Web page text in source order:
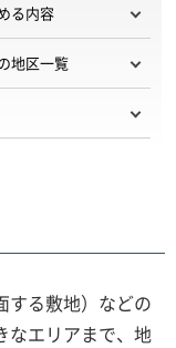
る内容
地区一覧
する敷地）などの
なエリアまで、地